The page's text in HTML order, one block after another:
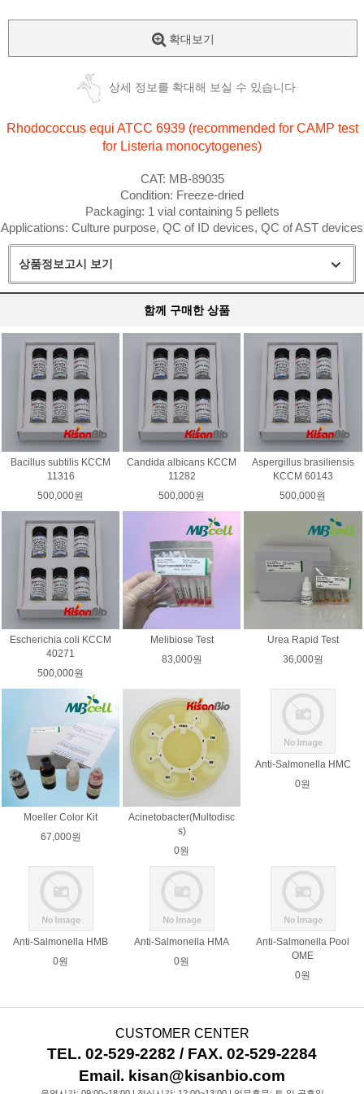
확대보기
상세 정보를 확대해 보실 수 있습니다
Rhodococcus equi ATCC 6939 (recommended for CAMP test
for Listeria monocytogenes)
CAT: MB-89035
Condition: Freeze-dried
Packaging: 1 vial containing 5 pellets
Applications: Culture purpose, QC of ID devices, QC of AST devices
상품정보고시 보기
함께 구매한 상품
Bacillus subtilis KCCM
11316
500,000원
Candida albicans KCCM
11282
500,000원
Aspergillus brasiliensis
KCCM 60143
500,000원
Escherichia coli KCCM
40271
500,000원
Melibiose Test
83,000원
Urea Rapid Test
36,000원
Moeller Color Kit
67,000원
Acinetobacter(Multodisc
s)
0원
Anti-Salmonella HMC
0원
Anti-Salmonella HMB
0원
Anti-Salmonella HMA
0원
Anti-Salmonella Pool
OME
0원
CUSTOMER CENTER
TEL. 02-529-2282 / FAX. 02-529-2284
Email. kisan@kisanbio.com